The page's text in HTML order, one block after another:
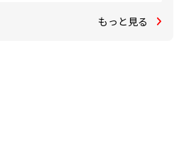
もっと見る